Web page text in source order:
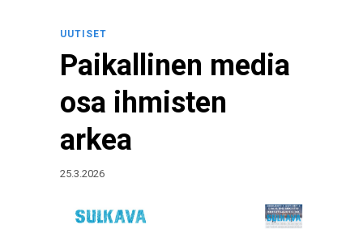
UUTISET
Paikallinen media
osa ihmisten
arkea
25.3.2026